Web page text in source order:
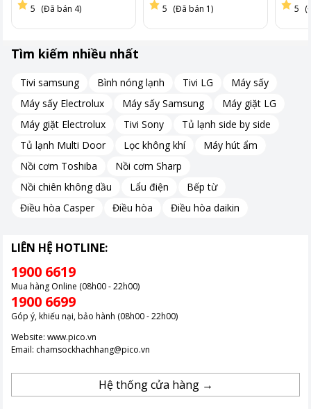
5 (Đã bán 4) 5 (Đã bán 1) 5
Tìm kiếm nhiều nhất
Tivi samsung Bình nóng lạnh Tivi LG
Máy sấy
Máy sấy Electrolux
Máy sấy Samsung
Máy giặt LG
Máy giặt Electrolux
Tivi Sony
Tủ lạnh side by side
Tủ lạnh Multi Door
Lọc không khí
Máy hút ẩm
Nồi cơm Toshiba
Nồi cơm Sharp
Nồi chiên không dầu
Lẩu điện
Bếp từ
Điều hòa Casper
Điều hòa Điều hòa daikin
LIÊN HỆ HOTLINE:
1900 6619
Mua hàng Online (08h00 - 22h00)
1900 6699
Góp ý, khiếu nại, bảo hành (08h00 - 22h00)
Website: www.pico.vn
Email: chamsockhachhang@pico.vn
Hệ thống cửa hàng →